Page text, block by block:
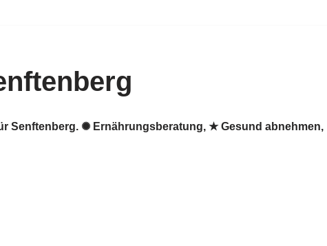
Senftenberg. ✺ Ernährungsberatung, ★ Gesund